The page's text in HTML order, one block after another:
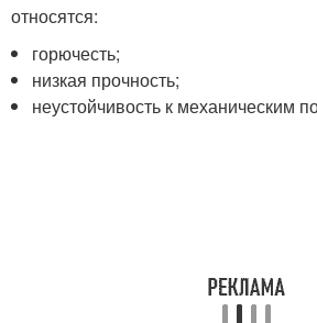
относятся:
горючесть;
низкая прочность;
неустойчивость к механическим